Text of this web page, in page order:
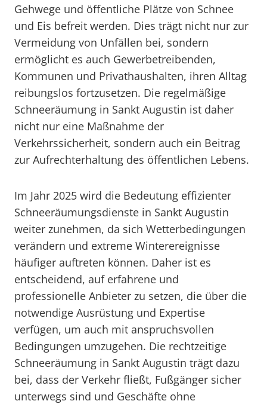
Gehwege und öffentliche Plätze von Schnee
und Eis befreit werden. Dies trägt nicht nur zur
Vermeidung von Unfällen bei, sondern
ermöglicht es auch Gewerbetreibenden,
Kommunen und Privathaushalten, ihren Alltag
reibungslos fortzusetzen. Die regelmäßige
Schneeräumung in Sankt Augustin ist daher
nicht nur eine Maßnahme der
Verkehrssicherheit, sondern auch ein Beitrag
zur Aufrechterhaltung des öffentlichen Lebens.
Im Jahr 2025 wird die Bedeutung effizienter
Schneeräumungsdienste in Sankt Augustin
weiter zunehmen, da sich Wetterbedingungen
verändern und extreme Winterereignisse
häufiger auftreten können. Daher ist es
entscheidend, auf erfahrene und
professionelle Anbieter zu setzen, die über die
notwendige Ausrüstung und Expertise
verfügen, um auch mit anspruchsvollen
Bedingungen umzugehen. Die rechtzeitige
Schneeräumung in Sankt Augustin trägt dazu
bei, dass der Verkehr fließt, Fußgänger sicher
unterwegs sind und Geschäfte ohne